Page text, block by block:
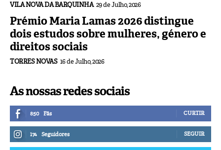
VILA NOVA DA BARQUINHA 29 de Julho, 2026
Prémio Maria Lamas 2026 distingue
dois estudos sobre mulheres, género e
direitos sociais
TORRES NOVAS 16 de Julho, 2026
As nossas redes sociais
850 Fãs CURTIR
174 Seguidores SEGUIR